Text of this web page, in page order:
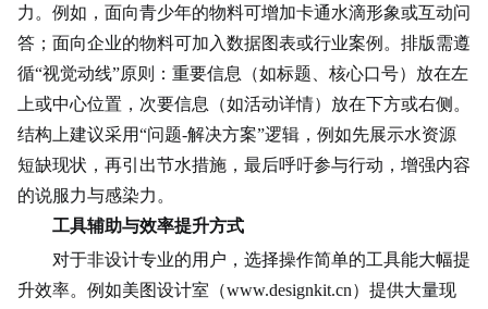
力。例如，面向青少年的物料可增加卡通水滴形象或互动问
答；面向企业的物料可加入数据图表或行业案例。排版需遵
循“视觉动线”原则：重要信息（如标题、核心口号）放在左
上或中心位置，次要信息（如活动详情）放在下方或右侧。
结构上建议采用“问题-解决方案”逻辑，例如先展示水资源
短缺现状，再引出节水措施，最后呼吁参与行动，增强内容
的说服力与感染力。
工具辅助与效率提升方式
对于非设计专业的用户，选择操作简单的工具能大幅提
升效率。例如美图设计室（www.designkit.cn）提供大量现